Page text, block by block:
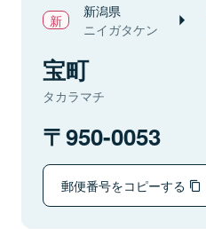
新潟県
ニイガタケン
宝町
タカラマチ
950-0053
郵便番号をコピーする